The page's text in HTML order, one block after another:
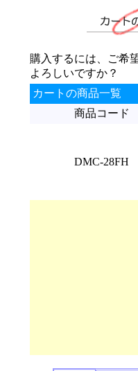
購入するには、ご希
よろしいですか？
カートの商品一覧
商品コード
DMC-28FH